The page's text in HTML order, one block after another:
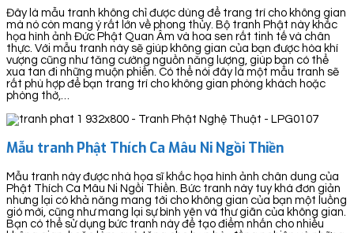
Đây là mẫu tranh không chỉ được dùng để trang trí cho không gian
mà nó còn mang ý rất lớn về phong thủy. Bộ tranh Phật này khắc
họa hình ảnh Đức Phật Quan Âm và hoa sen rất tinh tế và chân
thực. Với mẫu tranh này sẽ giúp không gian của bạn được hòa khí
vượng cũng như tăng cường nguồn năng lượng, giúp bạn có thể
xua tan đi những muộn phiền. Có thể nói đây là một mẫu tranh sẽ
rất phù hợp để bạn trang trí cho không gian phòng khách hoặc
phòng thờ,…
Mẫu tranh Phật Thích Ca Mâu Ni Ngồi Thiền
Mẫu tranh này được nhà họa sĩ khắc họa hình ảnh chân dung của
Phật Thích Ca Mâu Ni Ngồi Thiền. Bức tranh này tuy khá đơn giản
nhưng lại có khả năng mang tới cho không gian của bạn một luồng
gió mới, cũng như mang lại sự bình yên và thư giãn của không gian.
Bạn có thể sử dụng bức tranh này để tạo điểm nhấn cho nhiều